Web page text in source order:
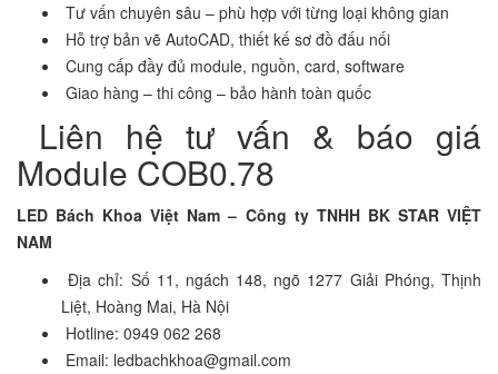
Tư vấn chuyên sâu – phù hợp với từng loại không gian
Hỗ trợ bản vẽ AutoCAD, thiết kế sơ đồ đấu nối
Cung cấp đầy đủ module, nguồn, card, software
Giao hàng – thi công – bảo hành toàn quốc
Liên hệ tư vấn & báo giá
Module COB0.78
LED Bách Khoa Việt Nam – Công ty TNHH BK STAR VIỆT
NAM
Địa chỉ: Số 11, ngách 148, ngõ 1277 Giải Phóng, Thịnh
Liệt, Hoàng Mai, Hà Nội
Hotline: 0949 062 268
Email: ledbachkhoa@gmail.com